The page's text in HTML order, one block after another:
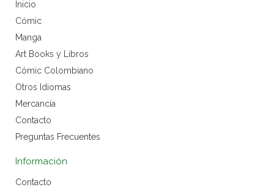
Inicio
Cómic
Manga
Art Books y Libros
Cómic Colombiano
Otros Idiomas
Mercancía
Contacto
Preguntas Frecuentes
Información
Contacto